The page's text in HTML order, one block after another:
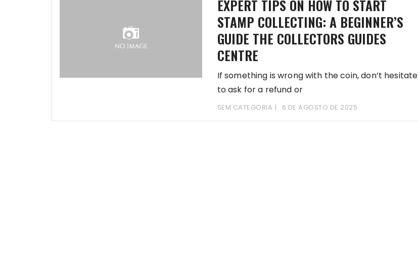
EXPERT TIPS ON HOW TO START
STAMP COLLECTING: A BEGINNER’S
GUIDE THE COLLECTORS GUIDES
CENTRE
If something is wrong with the coin, don’t hesitate
to ask for a refund or
SEM CATEGORIA 6 DE AGOSTO DE 2025